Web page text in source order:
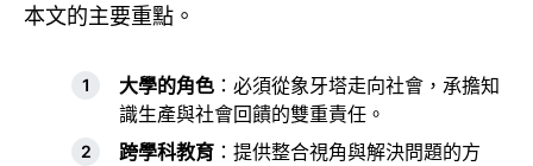
本文的主要重點。
大學的角色 ：必須從象牙塔走向社會，承擔知
識生產與社會回饋的雙重責任。
跨學科教育 ：提供整合視角與解決問題的方